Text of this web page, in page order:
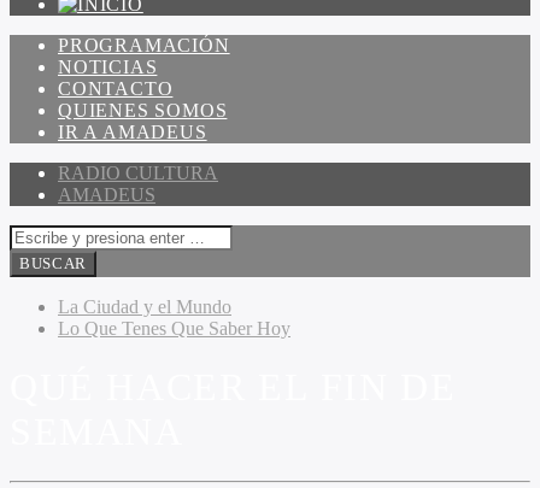
PROGRAMACIÓN
NOTICIAS
CONTACTO
QUIENES SOMOS
IR A AMADEUS
RADIO CULTURA
AMADEUS
La Ciudad y el Mundo
Lo Que Tenes Que Saber Hoy